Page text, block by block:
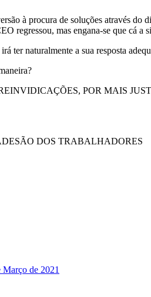
à procura de soluções através
regressou, mas engana-se que cá a
ter naturalmente a sua resposta
POR MAIS
DOS TRABALHADORES
de 2021